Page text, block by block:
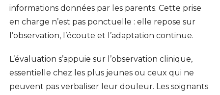
informations données par les parents. Cette prise
en charge n’est pas ponctuelle : elle repose sur
l’observation, l’écoute et l’adaptation continue.
L’évaluation s’appuie sur l’observation clinique,
essentielle chez les plus jeunes ou ceux qui ne
peuvent pas verbaliser leur douleur. Les soignants